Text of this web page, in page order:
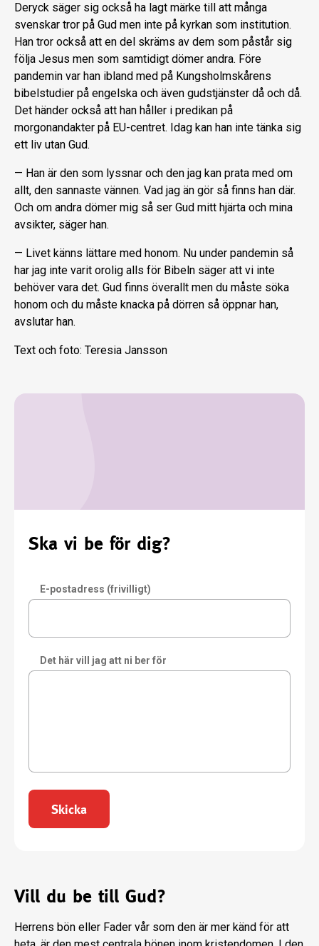
Deryck säger sig också ha lagt märke till att många
svenskar tror på Gud men inte på kyrkan som institution.
Han tror också att en del skräms av dem som påstår sig
följa Jesus men som samtidigt dömer andra. Före
pandemin var han ibland med på Kungsholmskårens
bibelstudier på engelska och även gudstjänster då och då.
Det händer också att han håller i predikan på
morgonandakter på EU-centret. Idag kan han inte tänka sig
ett liv utan Gud.
— Han är den som lyssnar och den jag kan prata med om
allt, den sannaste vännen. Vad jag än gör så finns han där.
Och om andra dömer mig så ser Gud mitt hjärta och mina
avsikter, säger han.
— Livet känns lättare med honom. Nu under pandemin så
har jag inte varit orolig alls för Bibeln säger att vi inte
behöver vara det. Gud finns överallt men du måste söka
honom och du måste knacka på dörren så öppnar han,
avslutar han.
Text och foto: Teresia Jansson
Ska vi be för dig?
E-postadress (frivilligt)
Det här vill jag att ni ber för
Skicka
Vill du be till Gud?
Herrens bön eller Fader vår som den är mer känd för att